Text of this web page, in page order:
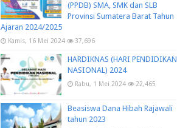
(PPDB) SMA, SMK dan SLB
Provinsi Sumatera Barat Tahun
Ajaran 2024/2025
Kamis, 16 Mei 2024 37,696
HARDIKNAS (HARI PENDIDIKAN
NASIONAL) 2024
Rabu, 1 Mei 2024 22,465
Beasiswa Dana Hibah Rajawali
tahun 2023